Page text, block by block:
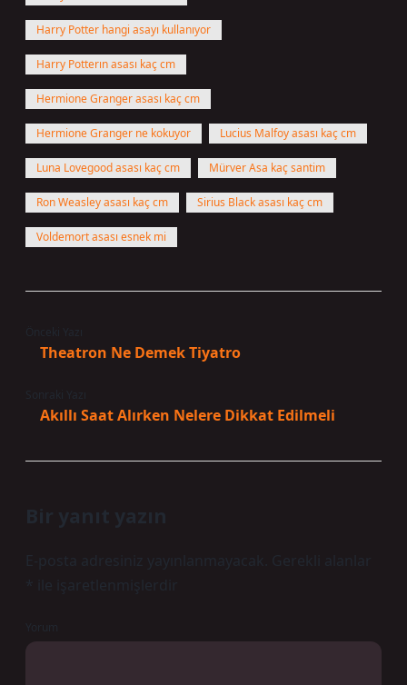
Harry Potter hangi asayı kullanıyor
Harry Potterın asası kaç cm
Hermione Granger asası kaç cm
Hermione Granger ne kokuyor Lucius Malfoy asası kaç cm
Luna Lovegood asası kaç cm Mürver Asa kaç santim
Ron Weasley asası kaç cm Sirius Black asası kaç cm
Voldemort asası esnek mi
Theatron Ne Demek Tiyatro
Akıllı Saat Alırken Nelere Dikkat Edilmeli
Bir yanıt yazın
E-posta adresiniz yayınlanmayacak.
Gerekli alanlar
ile işaretlenmişlerdir